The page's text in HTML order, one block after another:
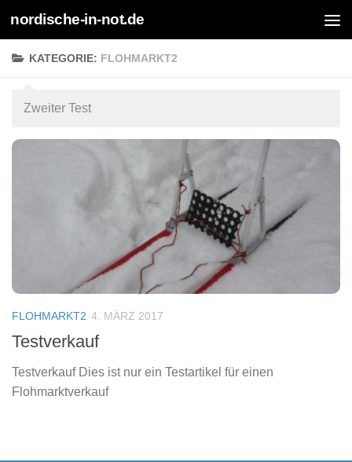
Zum Inhalt springen
nordische-in-not.de
KATEGORIE: FLOHMARKT2
Zweiter Test
FLOHMARKT2 4. MÄRZ 2017
Testverkauf
Testverkauf Dies ist nur ein Testartikel für einen
Flohmarktverkauf